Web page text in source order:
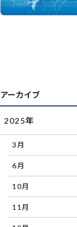
アーカイブ
2025年
3月
6月
10月
11月